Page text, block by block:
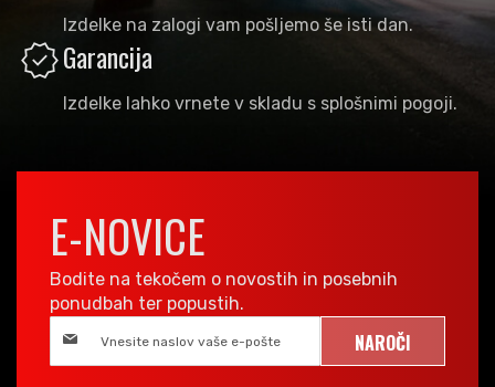
Izdelke na zalogi vam pošljemo še isti dan.
verifiedGarancija
Izdelke lahko vrnete v skladu s splošnimi pogoji.
E-NOVICE
Bodite na tekočem o novostih in posebnih
ponudbah ter popustih.
NAROČI